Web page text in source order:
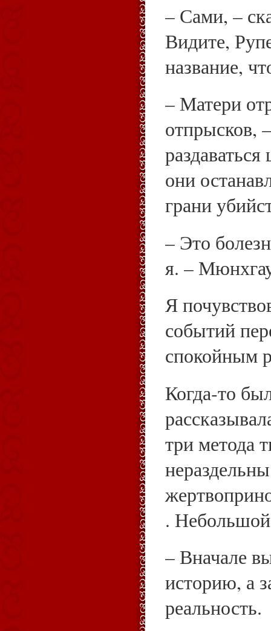
– Сами, –
Видите,
название,
– Матери
отпрысков,
они
грани
– Это
я. –
Я
событий
спокойным
Когда‑то
три метода
. Небольшой
– Вначале
историю, а
реальность.